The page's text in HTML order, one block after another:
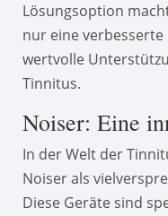
Lösungsoption
nur eine
wertvolle
Tinnitus.
Noiser: Eine
In der Welt der
Noiser als
Diese Geräte sind